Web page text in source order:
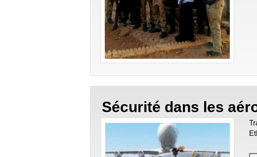
Sécurité dans les